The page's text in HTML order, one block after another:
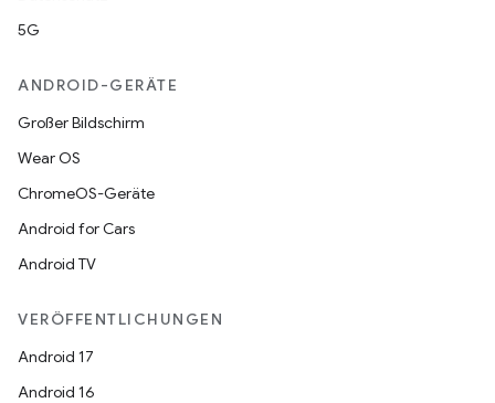
5G
ANDROID-GERÄTE
Großer Bildschirm
Wear OS
ChromeOS-Geräte
Android for Cars
Android TV
VERÖFFENTLICHUNGEN
Android 17
Android 16